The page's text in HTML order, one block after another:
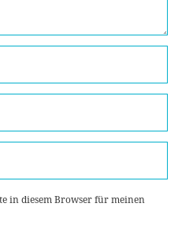
in diesem Browser für meinen